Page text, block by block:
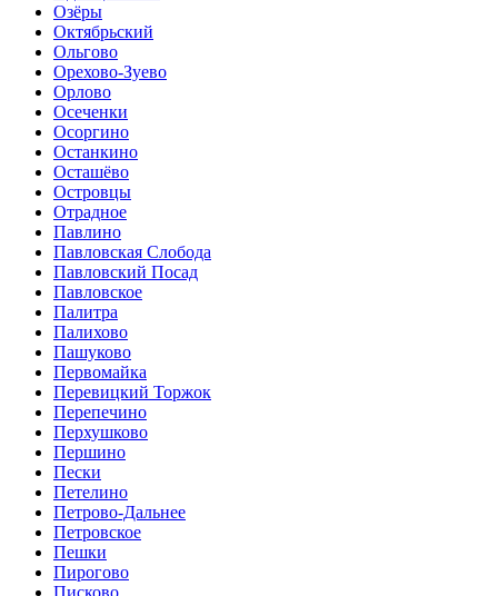
Озёры
Октябрьский
Ольгово
Орехово-Зуево
Орлово
Осеченки
Осоргино
Останкино
Осташёво
Островцы
Отрадное
Павлино
Павловская Слобода
Павловский Посад
Павловское
Палитра
Палихово
Пашуково
Первомайка
Перевицкий Торжок
Перепечино
Перхушково
Першино
Пески
Петелино
Петрово-Дальнее
Петровское
Пешки
Пирогово